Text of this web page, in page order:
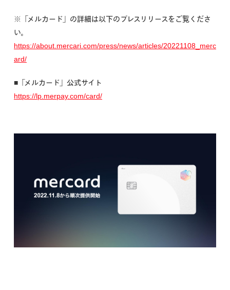
※「メルカード」の詳細は以下のプレスリリースをご覧くださ
い。
https://about.mercari.com/press/news/articles/20221108_merc
ard/
■「メルカード」公式サイト
https://lp.merpay.com/card/